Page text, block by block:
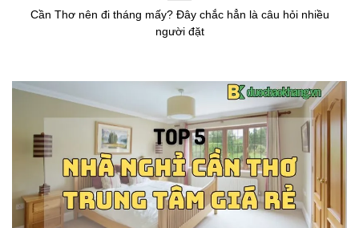
Cần Thơ nên đi tháng mấy? Đây chắc hẳn là câu hỏi nhiều
người đặt